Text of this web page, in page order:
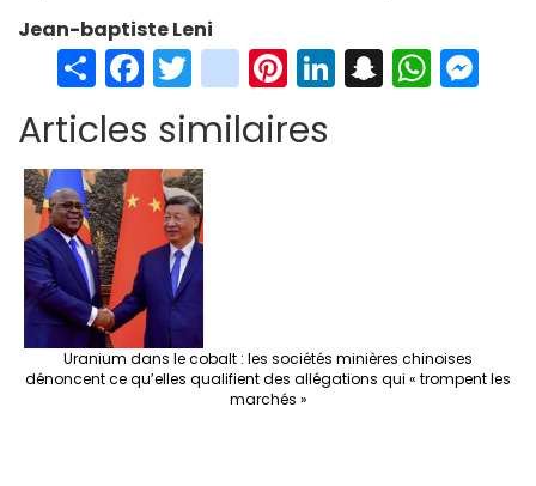
Jean-baptiste Leni
S
h
ar
e
Fa
ce
b
o
o
k
T
wi
tt
er
in
st
ag
Pi
er
Li S W
Articles similaires
Uranium dans le cobalt : les sociétés minières chinoises
dénoncent ce qu’elles qualifient des allégations qui « trompent les
marchés »